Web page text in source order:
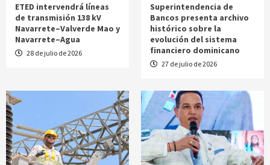
ETED intervendrá líneas
de transmisión 138 kV
Navarrete–Valverde Mao y
Navarrete–Agua
28 de julio de 2026
Superintendencia de
Bancos presenta archivo
histórico sobre la
evolución del sistema
financiero dominicano
27 de julio de 2026